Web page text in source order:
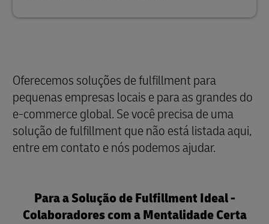
Oferecemos soluções de fulfillment para
pequenas empresas locais e para as grandes do
e-commerce global. Se você precisa de uma
solução de fulfillment que não está listada aqui,
entre em contato e nós podemos ajudar.
Para a Solução de Fulfillment Ideal -
Colaboradores com a Mentalidade Certa